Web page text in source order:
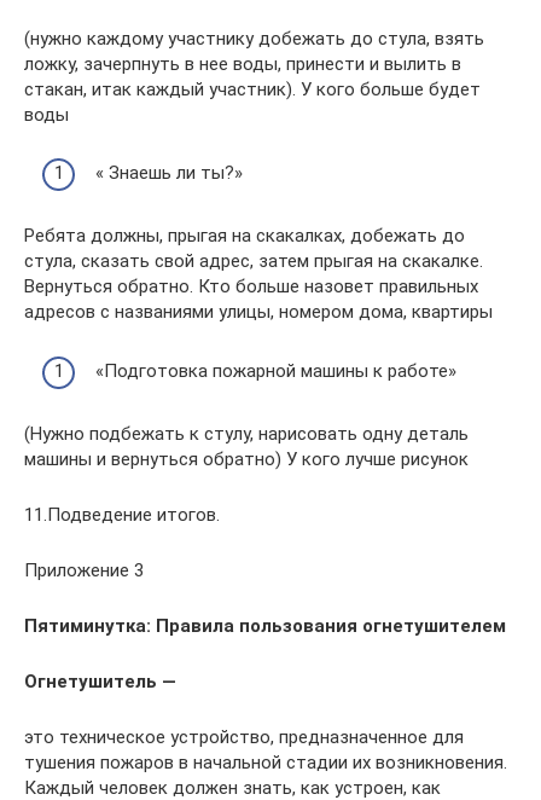
(нужно каждому участнику добежать до стула, взять
ложку, зачерпнуть в нее воды, принести и вылить в
стакан, итак каждый участник). У кого больше будет
воды
« Знаешь ли ты?»
Ребята должны, прыгая на скакалках, добежать до
стула, сказать свой адрес, затем прыгая на скакалке.
Вернуться обратно. Кто больше назовет правильных
адресов с названиями улицы, номером дома, квартиры
«Подготовка пожарной машины к работе»
(Нужно подбежать к стулу, нарисовать одну деталь
машины и вернуться обратно) У кого лучше рисунок
11.Подведение итогов.
Приложение 3
Пятиминутка: Правила пользования огнетушителем
Огнетушитель —
это техническое устройство, предназначенное для
тушения пожаров в начальной стадии их возникновения.
Каждый человек должен знать, как устроен, как